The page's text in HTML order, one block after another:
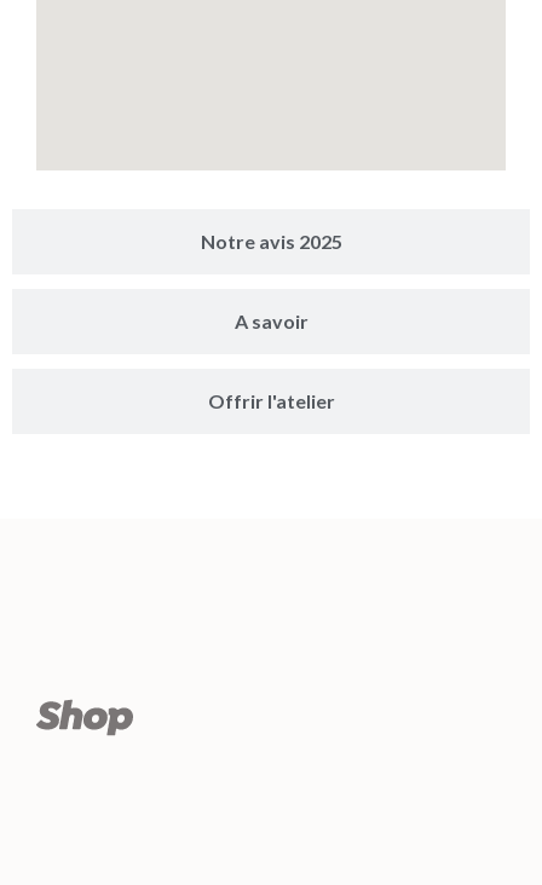
Notre avis 2025
A savoir
Offrir l'atelier